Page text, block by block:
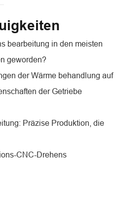
bearbeitung in den meisten
geworden?
der Wärme behandlung auf
der Getriebe
Präzise Produktion, die
CNC-Drehens